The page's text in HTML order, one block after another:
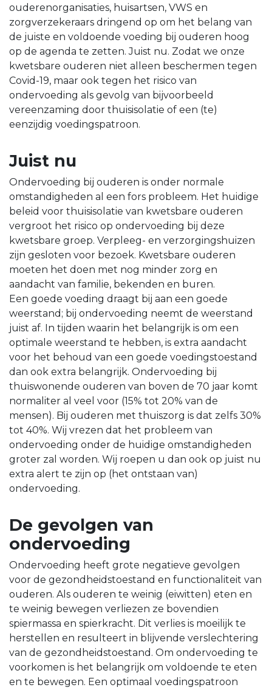
ouderenorganisaties, huisartsen, VWS en
zorgverzekeraars dringend op om het belang van
de juiste en voldoende voeding bij ouderen hoog
op de agenda te zetten. Juist nu. Zodat we onze
kwetsbare ouderen niet alleen beschermen tegen
Covid-19, maar ook tegen het risico van
ondervoeding als gevolg van bijvoorbeeld
vereenzaming door thuisisolatie of een (te)
eenzijdig voedingspatroon.
Juist nu
Ondervoeding bij ouderen is onder normale
omstandigheden al een fors probleem. Het huidige
beleid voor thuisisolatie van kwetsbare ouderen
vergroot het risico op ondervoeding bij deze
kwetsbare groep. Verpleeg- en verzorgingshuizen
zijn gesloten voor bezoek. Kwetsbare ouderen
moeten het doen met nog minder zorg en
aandacht van familie, bekenden en buren.
Een goede voeding draagt bij aan een goede
weerstand; bij ondervoeding neemt de weerstand
juist af. In tijden waarin het belangrijk is om een
optimale weerstand te hebben, is extra aandacht
voor het behoud van een goede voedingstoestand
dan ook extra belangrijk. Ondervoeding bij
thuiswonende ouderen van boven de 70 jaar komt
normaliter al veel voor (15% tot 20% van de
mensen). Bij ouderen met thuiszorg is dat zelfs 30%
tot 40%. Wij vrezen dat het probleem van
ondervoeding onder de huidige omstandigheden
groter zal worden. Wij roepen u dan ook op juist nu
extra alert te zijn op (het ontstaan van)
ondervoeding.
De gevolgen van
ondervoeding
Ondervoeding heeft grote negatieve gevolgen
voor de gezondheidstoestand en functionaliteit van
ouderen. Als ouderen te weinig (eiwitten) eten en
te weinig bewegen verliezen ze bovendien
spiermassa en spierkracht. Dit verlies is moeilijk te
herstellen en resulteert in blijvende verslechtering
van de gezondheidstoestand. Om ondervoeding te
voorkomen is het belangrijk om voldoende te eten
en te bewegen. Een optimaal voedingspatroon